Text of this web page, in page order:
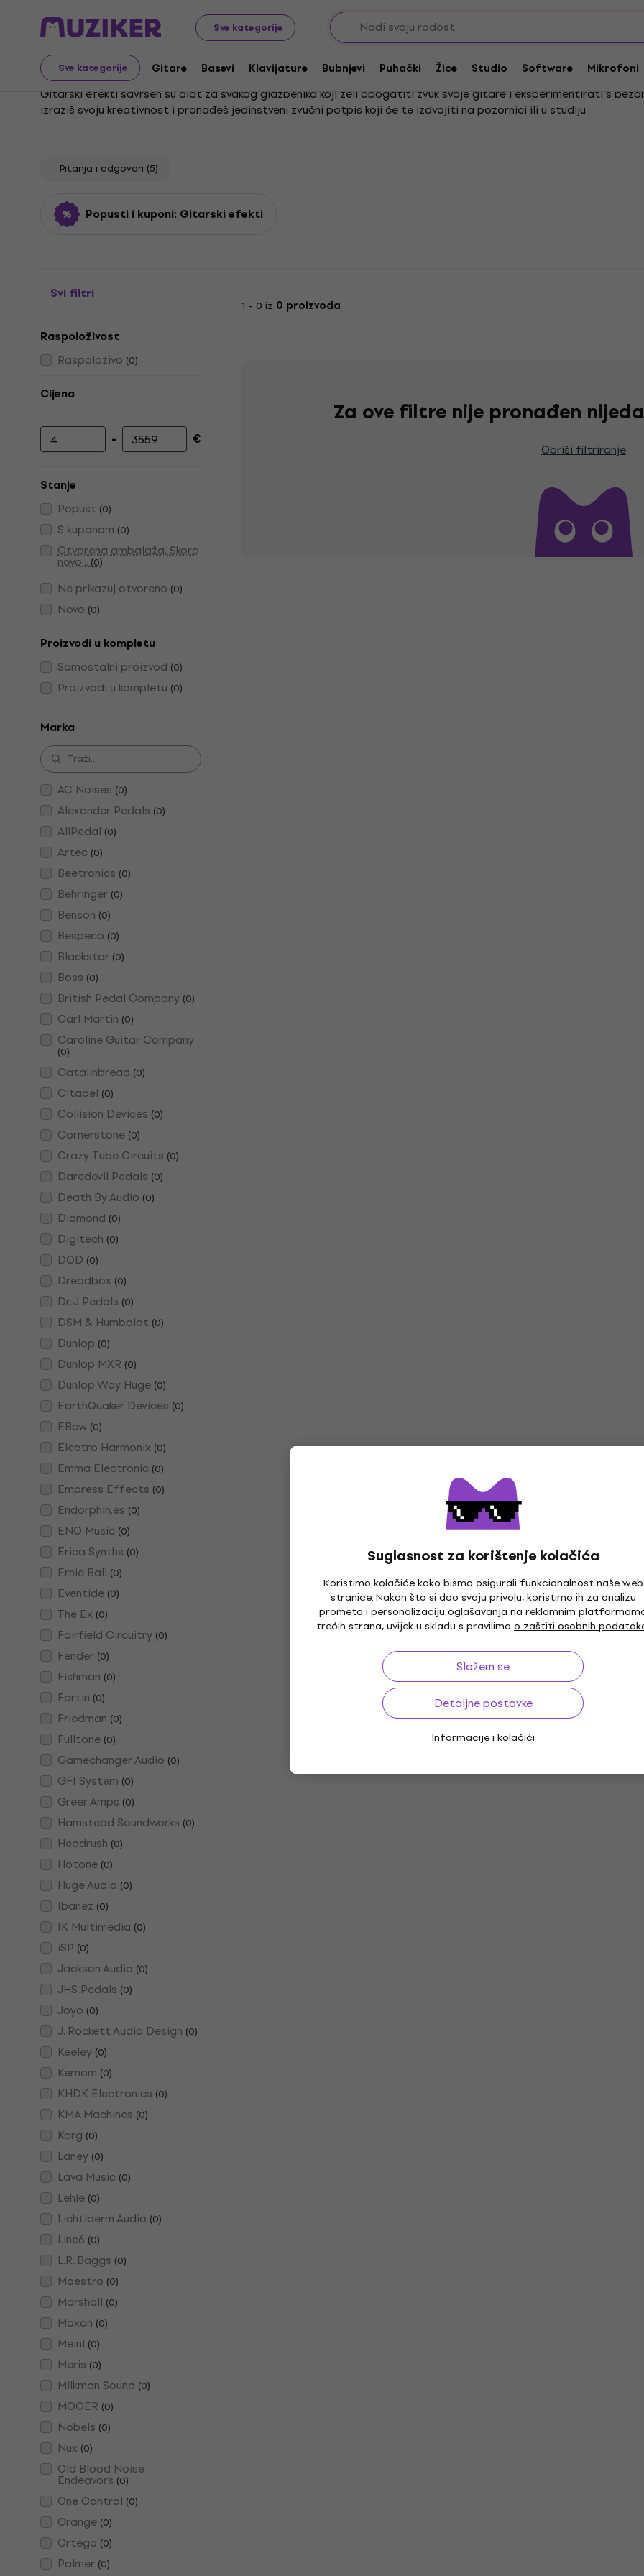
Sve kategorije
Sve kategorije Gitare Basevi Klavijature Bubnjevi Puhački Žice Studio Software Mikrofoni
Suglasnost za korištenje kolačića
Koristimo kolačiće kako bismo osigurali funkcionalnost naše web
stranice. Nakon što si dao svoju privolu, koristimo ih za analizu
prometa i personalizaciju oglašavanja na reklamnim
trećih strana, uvijek u skladu s pravilima o zaštiti osobnih
Slažem se
Detaljne postavke
Informacije i kolačići
Glazbeni instrumenti Gitarski efekti Gitarski efekti - svi tipovi
Gitarski efekti - svi tipovi, Meshuggah
Gitarski efekti savršen su alat za svakog glazbenika koji želi obogatiti zvuk svoje gitare i eksperimentirati s
izraziš svoju kreativnost i pronađeš jedinstveni zvučni potpis koji će te izdvojiti na pozornici ili u studiju.
Pitanja i odgovori (5)
Popusti i kuponi: Gitarski efekti
Svi filtri
Raspoloživost
Raspoloživo (0)
Cijena
Najniža cijena
- Najviša cijena
€
Stanje
Popust (0)
S kuponom (0)
Otvorena ambalaža, Skoro
novo...(0)
Ne prikazuj otvoreno (0)
Novo (0)
Proizvodi u kompletu
Samostalni proizvod (0)
Proizvodi u kompletu (0)
Marka
AC Noises (0)
Alexander Pedals (0)
AllPedal (0)
Artec (0)
Beetronics (0)
Behringer (0)
Benson (0)
Bespeco (0)
Blackstar (0)
Boss (0)
British Pedal Company (0)
Carl Martin (0)
Caroline Guitar Company
(0)
Catalinbread (0)
Citadel (0)
Collision Devices (0)
Cornerstone (0)
Crazy Tube Circuits (0)
Daredevil Pedals (0)
Death By Audio (0)
Diamond (0)
Digitech (0)
DOD (0)
Dreadbox (0)
Dr. J Pedals (0)
DSM & Humboldt (0)
Dunlop (0)
Dunlop MXR (0)
Dunlop Way Huge (0)
EarthQuaker Devices (0)
EBow (0)
Electro Harmonix (0)
Emma Electronic (0)
Empress Effects (0)
Endorphin.es (0)
ENO Music (0)
Erica Synths (0)
Ernie Ball (0)
Eventide (0)
The Ex (0)
Fairfield Circuitry (0)
Fender (0)
Fishman (0)
Fortin (0)
Friedman (0)
Fulltone (0)
Gamechanger Audio (0)
GFI System (0)
Greer Amps (0)
Hamstead Soundworks (0)
Headrush (0)
Hotone (0)
Huge Audio (0)
Ibanez (0)
IK Multimedia (0)
iSP (0)
Jackson Audio (0)
JHS Pedals (0)
Joyo (0)
J. Rockett Audio Design (0)
Keeley (0)
Kernom (0)
KHDK Electronics (0)
KMA Machines (0)
Korg (0)
Laney (0)
Lava Music (0)
Lehle (0)
Lichtlaerm Audio (0)
Line6 (0)
L.R. Baggs (0)
Maestro (0)
Marshall (0)
Maxon (0)
Meinl (0)
Meris (0)
Milkman Sound (0)
MOOER (0)
Nobels (0)
Nux (0)
Old Blood Noise
Endeavors (0)
One Control (0)
Orange (0)
Ortega (0)
Palmer (0)
1 - 0 iz 0 proizvoda
Za ove filtre nije pronađen
Obriši filtriranje